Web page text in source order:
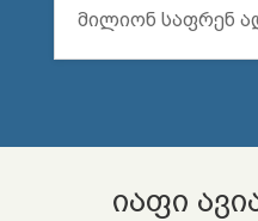
მილიონ საფრენ
იაფი